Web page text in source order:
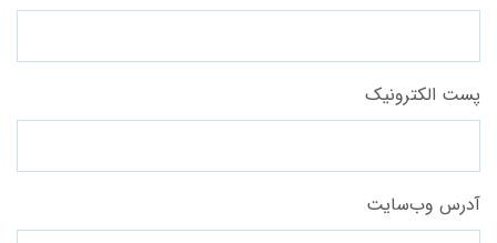
پست الکترونیک
آدرس وب‌سایت